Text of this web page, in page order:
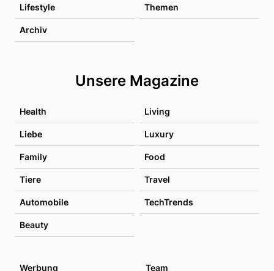
Lifestyle Themen
Archiv
Unsere Magazine
Health Living
Liebe Luxury
Family Food
Tiere Travel
Automobile TechTrends
Beauty
Werbung Team